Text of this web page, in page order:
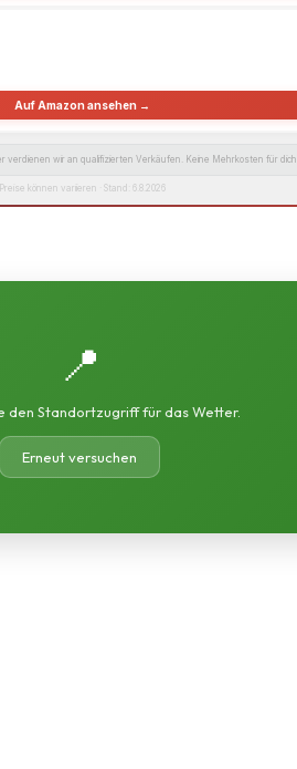
Auf Amazon ansehen →
verdienen wir an qualifizierten Verkäufen. Keine Mehrkosten für dich.
Preise können variieren · Stand: 6.8.2026
📍
den Standortzugriff für das Wetter.
Erneut versuchen